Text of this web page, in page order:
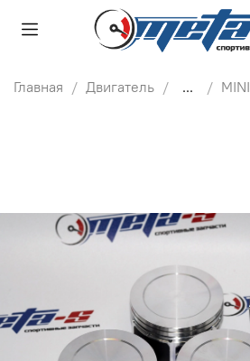
Главная Двигатель ... MINI